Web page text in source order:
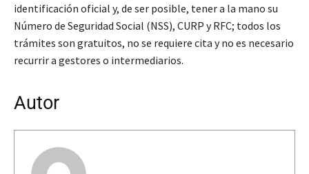
identificación oficial y, de ser posible, tener a la mano su
Número de Seguridad Social (NSS), CURP y RFC; todos los
trámites son gratuitos, no se requiere cita y no es necesario
recurrir a gestores o intermediarios.
Autor